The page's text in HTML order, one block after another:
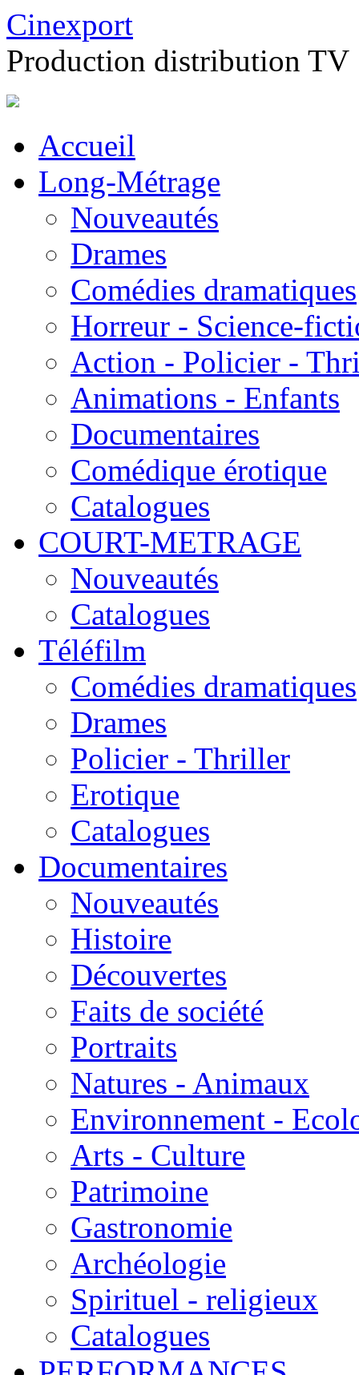
Cinexport
Production distribution TV
Accueil
Long-Métrage
Nouveautés
Drames
Comédies dramatiques
Horreur - Science-
Action - Policier -
Animations - Enfants
Documentaires
Comédique érotique
Catalogues
COURT-METRAGE
Nouveautés
Catalogues
Téléfilm
Comédies dramatiques
Drames
Policier - Thriller
Erotique
Catalogues
Documentaires
Nouveautés
Histoire
Découvertes
Faits de société
Portraits
Natures - Animaux
Environnement -
Arts - Culture
Patrimoine
Gastronomie
Archéologie
Spirituel - religieux
Catalogues